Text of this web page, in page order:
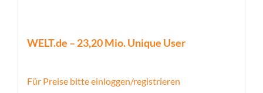
WELT.de – 23,20 Mio. Unique User
Für Preise bitte einloggen/registrieren